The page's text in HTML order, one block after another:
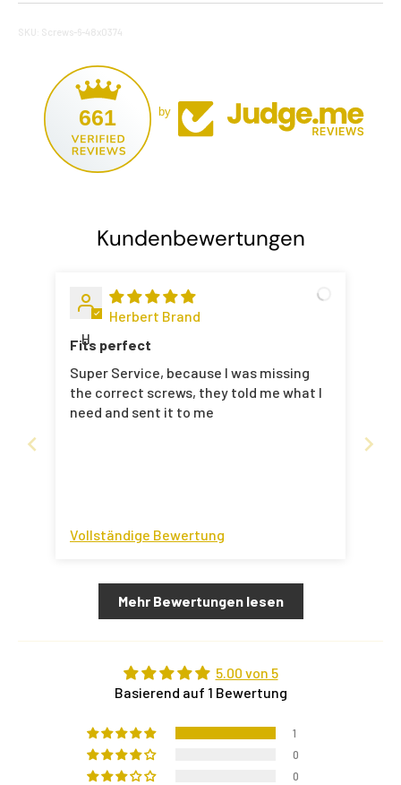
SKU: Screws-6-48x0374
661 by
Kundenbewertungen
H
Herbert Brand
Fits perfect
Super Service, because I was missing
the correct screws, they told me what I
need and sent it to me
Vollständige Bewertung
Mehr Bewertungen lesen
5.00 von 5
Basierend auf 1 Bewertung
1
0
0